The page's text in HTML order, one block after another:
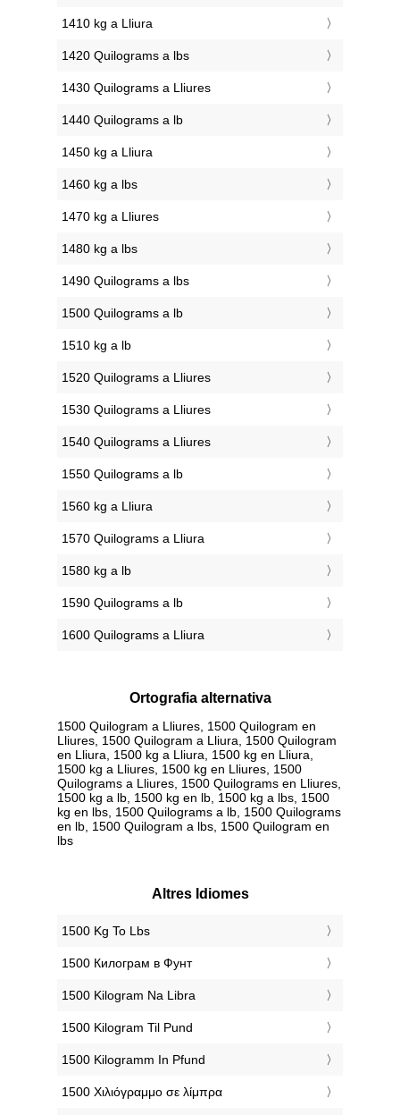
1410 kg a Lliura
1420 Quilograms a lbs
1430 Quilograms a Lliures
1440 Quilograms a lb
1450 kg a Lliura
1460 kg a lbs
1470 kg a Lliures
1480 kg a lbs
1490 Quilograms a lbs
1500 Quilograms a lb
1510 kg a lb
1520 Quilograms a Lliures
1530 Quilograms a Lliures
1540 Quilograms a Lliures
1550 Quilograms a lb
1560 kg a Lliura
1570 Quilograms a Lliura
1580 kg a lb
1590 Quilograms a lb
1600 Quilograms a Lliura
Ortografia alternativa
1500 Quilogram a Lliures, 1500 Quilogram en
Lliures, 1500 Quilogram a Lliura, 1500 Quilogram
en Lliura, 1500 kg a Lliura, 1500 kg en Lliura,
1500 kg a Lliures, 1500 kg en Lliures, 1500
Quilograms a Lliures, 1500 Quilograms en Lliures,
1500 kg a lb, 1500 kg en lb, 1500 kg a lbs, 1500
kg en lbs, 1500 Quilograms a lb, 1500 Quilograms
en lb, 1500 Quilogram a lbs, 1500 Quilogram en
lbs
Altres Idiomes
‎1500 Kg To Lbs
‎1500 Килограм в Фунт
‎1500 Kilogram Na Libra
‎1500 Kilogram Til Pund
‎1500 Kilogramm In Pfund
‎1500 Χιλιόγραμμο σε λίμπρα